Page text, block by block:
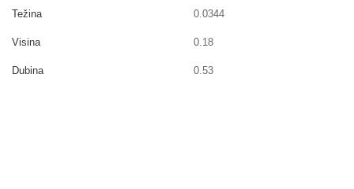
Težina 0.0344
Visina 0.18
Dubina 0.53